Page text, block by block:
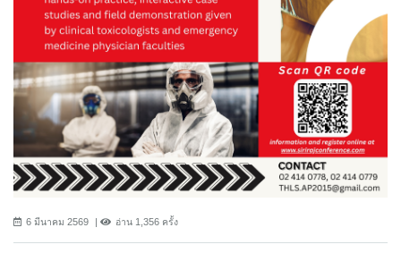
6 มีนาคม 2569 อ่าน 1,356 ครั้ง